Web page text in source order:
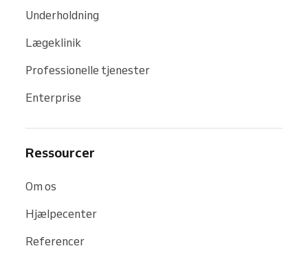
Underholdning
Lægeklinik
Professionelle tjenester
Enterprise
Ressourcer
Om os
Hjælpecenter
Referencer